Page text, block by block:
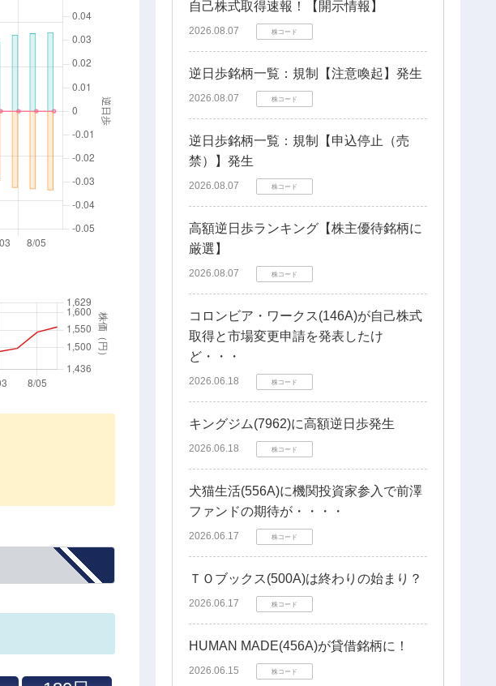
自己株式取得速報！【開示情報】
2026.08.07 株コード
逆日歩銘柄一覧：規制【注意喚起】発生
2026.08.07 株コード
逆日歩銘柄一覧：規制【申込停止（売
禁）】発生
2026.08.07 株コード
高額逆日歩ランキング【株主優待銘柄に
厳選】
2026.08.07 株コード
コロンビア・ワークス(146A)が自己株式
取得と市場変更申請を発表したけ
ど・・・
2026.06.18 株コード
キングジム(7962)に高額逆日歩発生
2026.06.18 株コード
犬猫生活(556A)に機関投資家参入で前澤
ファンドの期待が・・・・
2026.06.17 株コード
ＴＯブックス(500A)は終わりの始まり？
2026.06.17 株コード
HUMAN MADE(456A)が貸借銘柄に！
2026.06.15 株コード